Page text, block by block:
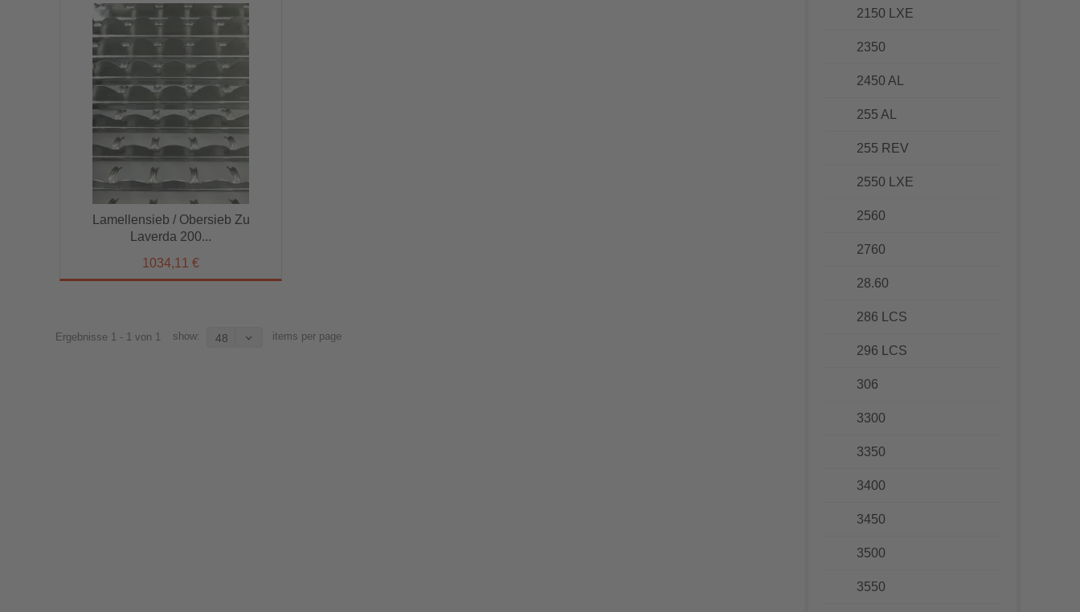
Lamellensieb / Obersieb Zu
Laverda 200...
1034,11 €
Lamellensieb / Obersieb Zu
Laverda 200...
1034,11 €
Ergebnisse 1 - 1 von 1 show: 48 items per page
2150 LXE
2350
2450 AL
255 AL
255 REV
2550 LXE
2560
2760
28.60
286 LCS
296 LCS
306
3300
3350
3400
3450
3500
3550